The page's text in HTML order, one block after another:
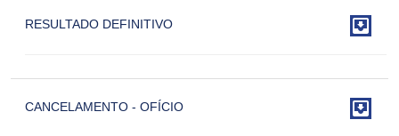
RESULTADO DEFINITIVO 
CANCELAMENTO - OFÍCIO 